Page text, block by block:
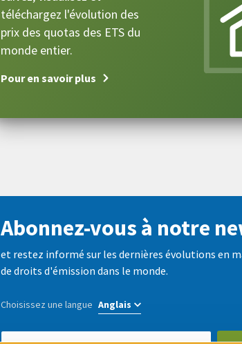
téléchargez l'évolution des
prix des quotas des ETS du
monde entier.
Pour en savoir plus
Abonnez-vous à notre
et restez informé sur les dernières évolutions en
de droits d'émission dans le monde.
Choisissez une langue
E-